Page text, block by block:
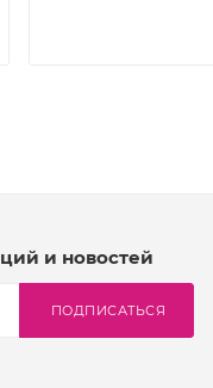
и новостей
ПОДПИСАТЬСЯ